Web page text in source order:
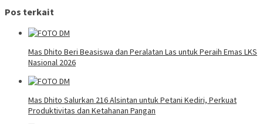
Pos terkait
Mas Dhito Beri Beasiswa dan Peralatan Las untuk Peraih Emas LKS
Nasional 2026
Mas Dhito Salurkan 216 Alsintan untuk Petani Kediri, Perkuat
Produktivitas dan Ketahanan Pangan